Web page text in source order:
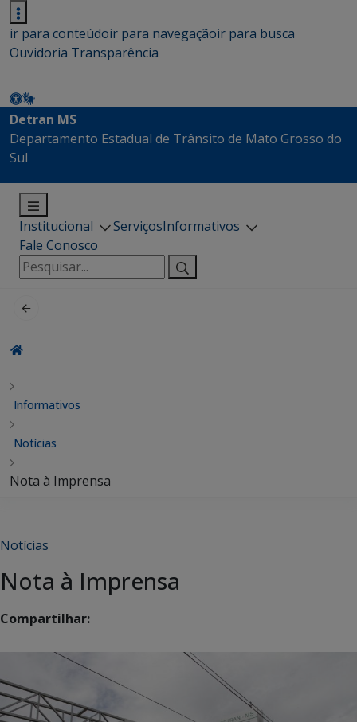
ir para conteúdoir para navegaçãoir para busca
Ouvidoria Transparência
Detran MS
Departamento Estadual de Trânsito de Mato Grosso do
Sul
Institucional ServiçosInformativos
Fale Conosco
Pesquisar
por:
Informativos
Notícias
Nota à Imprensa
Notícias
Nota à Imprensa
Compartilhar: